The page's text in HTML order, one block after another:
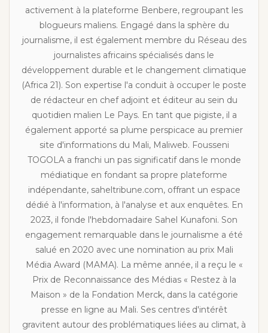
activement à la plateforme Benbere, regroupant les
blogueurs maliens. Engagé dans la sphère du
journalisme, il est également membre du Réseau des
journalistes africains spécialisés dans le
développement durable et le changement climatique
(Africa 21). Son expertise l'a conduit à occuper le poste
de rédacteur en chef adjoint et éditeur au sein du
quotidien malien Le Pays. En tant que pigiste, il a
également apporté sa plume perspicace au premier
site d'informations du Mali, Maliweb. Fousseni
TOGOLA a franchi un pas significatif dans le monde
médiatique en fondant sa propre plateforme
indépendante, saheltribune.com, offrant un espace
dédié à l'information, à l'analyse et aux enquêtes. En
2023, il fonde l'hebdomadaire Sahel Kunafoni. Son
engagement remarquable dans le journalisme a été
salué en 2020 avec une nomination au prix Mali
Média Award (MAMA). La même année, il a reçu le «
Prix de Reconnaissance des Médias « Restez à la
Maison » de la Fondation Merck, dans la catégorie
presse en ligne au Mali. Ses centres d'intérêt
gravitent autour des problématiques liées au climat, à